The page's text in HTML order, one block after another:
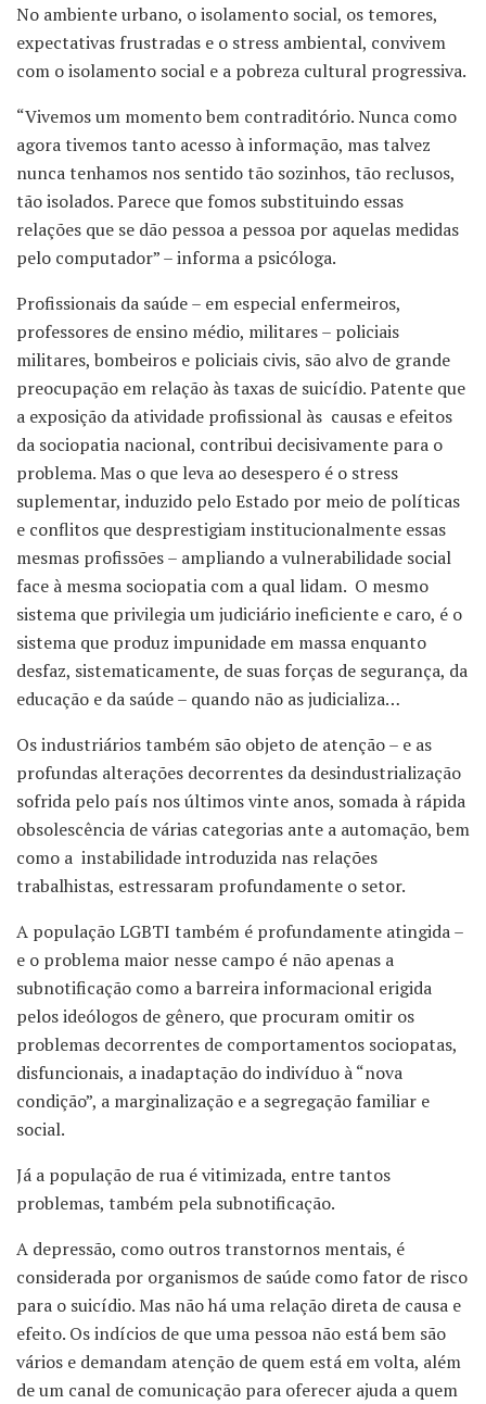
No ambiente urbano, o isolamento social, os temores,
expectativas frustradas e o stress ambiental, convivem
com o isolamento social e a pobreza cultural progressiva.
“Vivemos um momento bem contraditório. Nunca como
agora tivemos tanto acesso à informação, mas talvez
nunca tenhamos nos sentido tão sozinhos, tão reclusos,
tão isolados. Parece que fomos substituindo essas
relações que se dão pessoa a pessoa por aquelas medidas
pelo computador” – informa a psicóloga.
Profissionais da saúde – em especial enfermeiros,
professores de ensino médio, militares – policiais
militares, bombeiros e policiais civis, são alvo de grande
preocupação em relação às taxas de suicídio. Patente que
a exposição da atividade profissional às causas e efeitos
da sociopatia nacional, contribui decisivamente para o
problema. Mas o que leva ao desespero é o stress
suplementar, induzido pelo Estado por meio de políticas
e conflitos que desprestigiam institucionalmente essas
mesmas profissões – ampliando a vulnerabilidade social
face à mesma sociopatia com a qual lidam. O mesmo
sistema que privilegia um judiciário ineficiente e caro, é o
sistema que produz impunidade em massa enquanto
desfaz, sistematicamente, de suas forças de segurança, da
educação e da saúde – quando não as judicializa…
Os industriários também são objeto de atenção – e as
profundas alterações decorrentes da desindustrialização
sofrida pelo país nos últimos vinte anos, somada à rápida
obsolescência de várias categorias ante a automação, bem
como a instabilidade introduzida nas relações
trabalhistas, estressaram profundamente o setor.
A população LGBTI também é profundamente atingida –
e o problema maior nesse campo é não apenas a
subnotificação como a barreira informacional erigida
pelos ideólogos de gênero, que procuram omitir os
problemas decorrentes de comportamentos sociopatas,
disfuncionais, a inadaptação do indivíduo à “nova
condição”, a marginalização e a segregação familiar e
social.
Já a população de rua é vitimizada, entre tantos
problemas, também pela subnotificação.
A depressão, como outros transtornos mentais, é
considerada por organismos de saúde como fator de risco
para o suicídio. Mas não há uma relação direta de causa e
efeito. Os indícios de que uma pessoa não está bem são
vários e demandam atenção de quem está em volta, além
de um canal de comunicação para oferecer ajuda a quem